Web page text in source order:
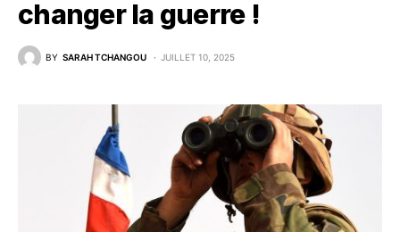
changer la guerre !
BY SARAH TCHANGOU JUILLET 10, 2025